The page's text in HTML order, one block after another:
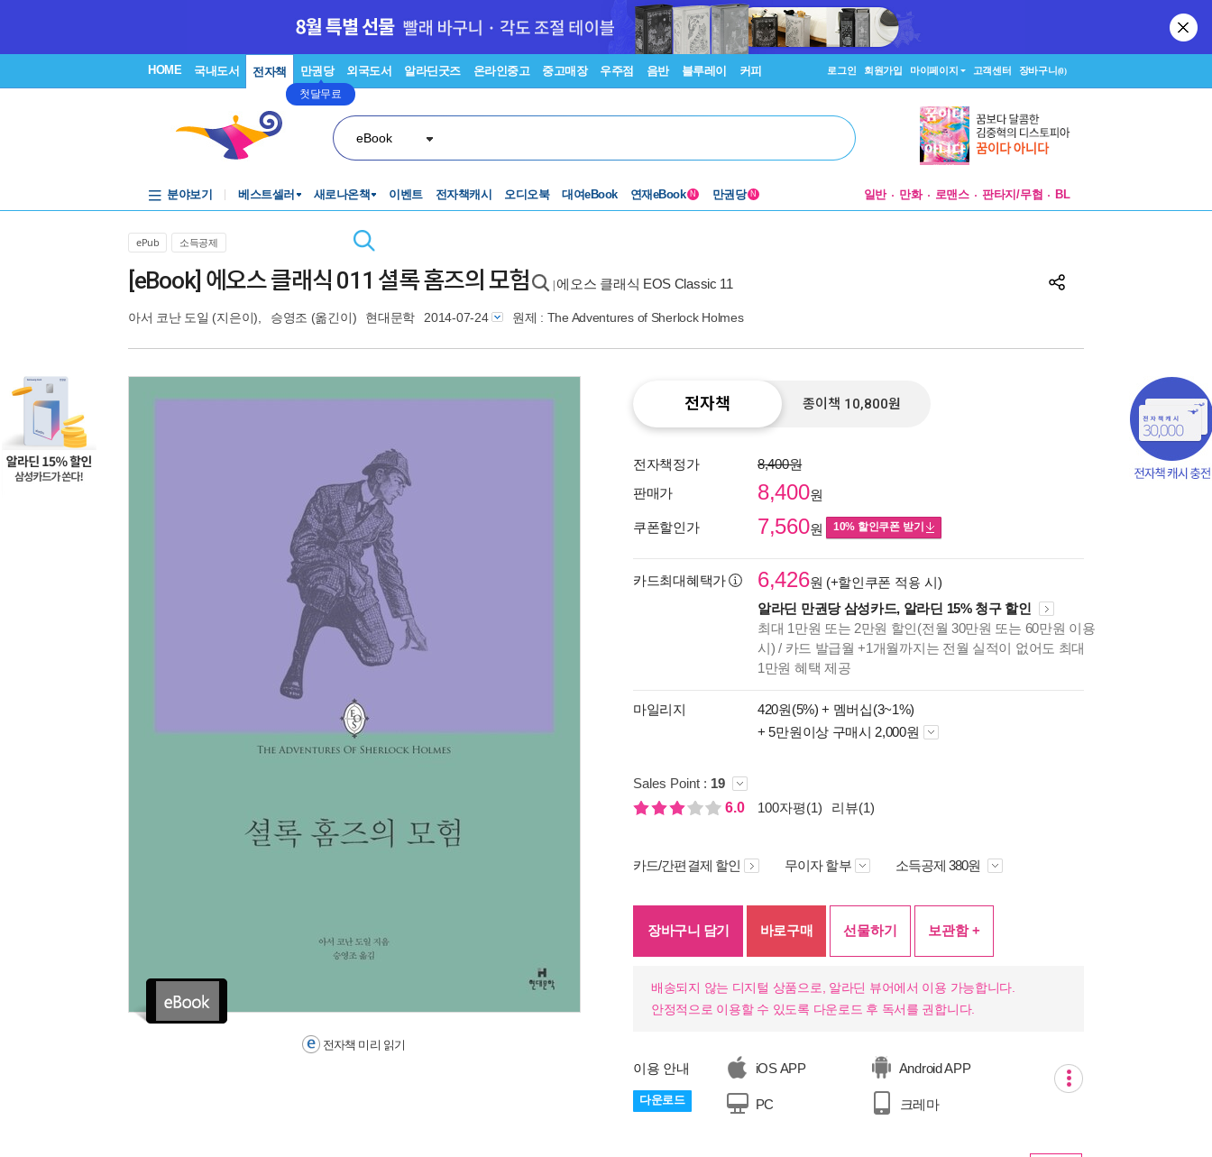
HOME 국내도서 전자책 만권당
첫달무료
외국도서 알라딘굿즈 온라인중고 중고매장 우주점 음반 블루레이 커피 로그인 회원가입 마이페이지 고객센터 장바구니(0)
eBook
분야보기 베스트셀러 새로나온책 이벤트 전자책캐시 오디오북 대여eBook 연재eBook N 만권당 N 일반 만화 로맨스 판타지/무협 BL
ePub 소득공제
[eBook] 에오스 클래식 011 셜록 홈즈의 모험 에오스 클래식 EOS Classic 11
아서 코난 도일 (지은이), 승영조 (옮긴이) 현대문학 2014-07-24 원제 : The Adventures of Sherlock Holmes
미리보기
입니다.
전자책 미리 읽기
전자책 종이책 10,800원
전자책정가
8,400원
판매가
8,400원
쿠폰할인가 7,560원 10% 할인쿠폰 받기
카드최대혜택가 6,426원 (+할인쿠폰 적용 시)
알라딘 만권당 삼성카드, 알라딘 15% 청구 할인
최대 1만원 또는 2만원 할인(전월 30만원 또는 60만원 이용
시) / 카드 발급월 +1개월까지는 전월 실적이 없어도 최대
1만원 혜택 제공
마일리지 420원(5%) + 멤버십(3~1%)
+ 5만원이상 구매시 2,000원
Sales Point : 19
6.0
100자평(1) 리뷰(1)
카드/간편결제 할인 무이자 할부 소득공제 380원
장바구니 담기 바로구매 선물하기 보관함 +
배송되지 않는 디지털 상품으로, 알라딘 뷰어에서 이용 가능합니다.
안정적으로 이용할 수 있도록 다운로드 후 독서를 권합니다.
이용 안내
다운로드
iOS APP Android APP
PC 크레마